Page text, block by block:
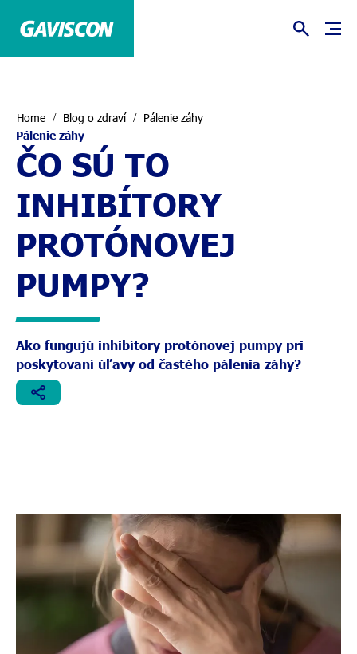
Home Blog o zdraví Pálenie záhy
Pálenie záhy
ČO SÚ TO
INHIBÍTORY
PROTÓNOVEJ
PUMPY?
Ako fungujú inhibítory protónovej pumpy pri
poskytovaní úľavy od častého pálenia záhy?